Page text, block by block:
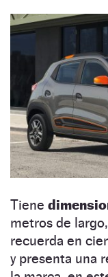
Tiene
metros de
recuerda en
y presenta una